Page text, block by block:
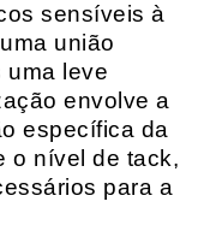
sensíveis à
união
uma leve
envolve a
específica da
o nível de tack,
para a